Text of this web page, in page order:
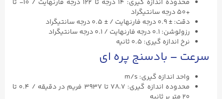
محدوده اندازه گیری: ۱۴ درجه تا ۱۲۲ درجه فارنهایت / ۱۰- تا
+۵۰ درجه سانتیگراد
دقت: ± ۰.۹ درجه فارنهایت / ± ۰.۵ درجه سانتیگراد
رزولوشن: ۰.۱ درجه فارنهایت / ۰.۱ درجه سانتیگراد
نرخ اندازه گیری: ۰.۵ ثانیه
سرعت – بادسنج پره ای
واحد اندازه گیری: m/s
محدوده اندازه گیری: ۷۸.۷ تا ۳۹۳۷ فریم در دقیقه / ۰.۴ تا